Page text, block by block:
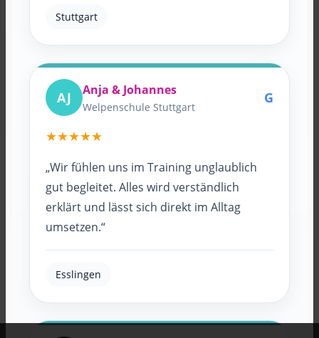
Stuttgart
AJ Anja & Johannes
Welpenschule Stuttgart
G
★★★★★
„Wir fühlen uns im Training unglaublich
gut begleitet. Alles wird verständlich
erklärt und lässt sich direkt im Alltag
umsetzen.“
Esslingen